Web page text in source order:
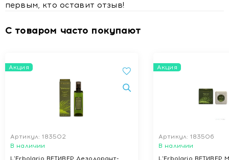
первым, кто оставит отзыв!
С товаром часто покупают
Акция
Артикул: 183502
В наличии
L'Erbolario ВЕТИВЕР Дезодорант-
Акция
Артикул: 183506
В наличии
L'Erbolario ВЕТИВЕР